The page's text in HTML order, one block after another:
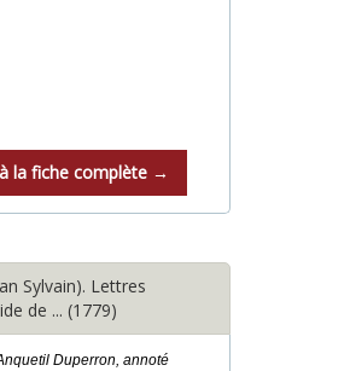
la fiche complète →
Sylvain). Lettres
de ... (1779)
Duperron, annoté